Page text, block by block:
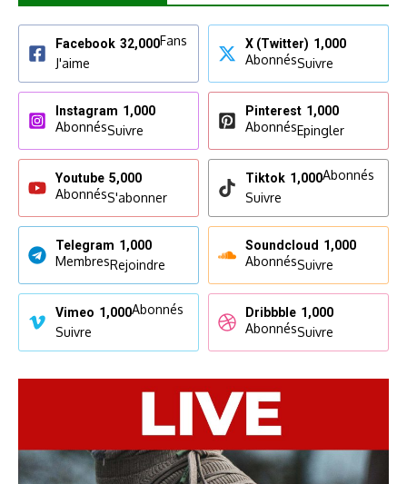
Facebook 32,000Fans
J'aime
X (Twitter) 1,000
AbonnésSuivre
Instagram 1,000
AbonnésSuivre
Pinterest 1,000
AbonnésEpingler
Youtube 5,000
AbonnésS'abonner
Tiktok 1,000Abonnés
Suivre
Telegram 1,000
MembresRejoindre
Soundcloud 1,000
AbonnésSuivre
Vimeo 1,000Abonnés
Suivre
Dribbble 1,000
AbonnésSuivre